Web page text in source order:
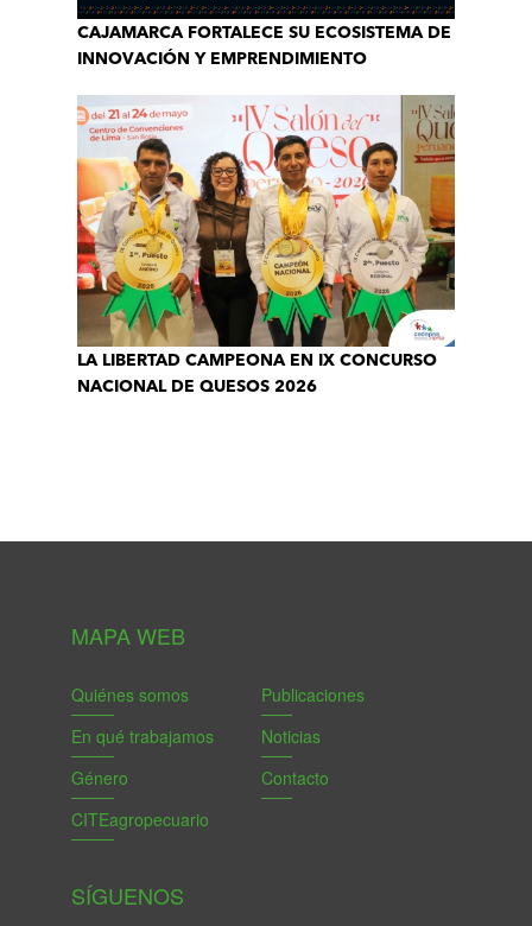
CAJAMARCA FORTALECE SU ECOSISTEMA DE
INNOVACIÓN Y EMPRENDIMIENTO
LA LIBERTAD CAMPEONA EN IX CONCURSO
NACIONAL DE QUESOS 2026
MAPA WEB
Quiénes somos
En qué trabajamos
Género
CITEagropecuario
Publicaciones
Noticias
Contacto
SÍGUENOS